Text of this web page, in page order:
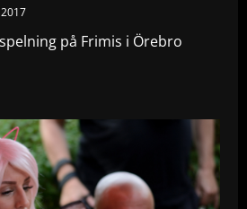
på Frimis i Örebro